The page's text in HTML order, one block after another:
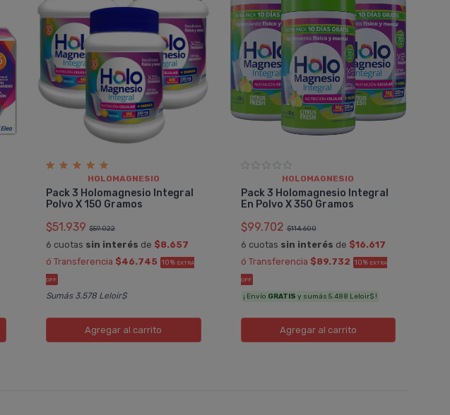
HOLOMAGNESIO
Pack 3 Holomagnesio Integral
Polvo X 150 Gramos
$51.939 $59.022
6 cuotas sin interés de $8.657
ó Transferencia $46.745 10% EXTRA
OFF
Sumás 3.578 Leloir$
Agregar al carrito
HOLOMAGNESIO
Pack 3 Holomagnesio Integral
En Polvo X 350 Gramos
$99.702 $114.600
6 cuotas sin interés de $16.617
ó Transferencia $89.732 10% EXTRA
OFF
¡ Envío GRATIS y sumás 5.488 Leloir$ !
Agregaral carrito